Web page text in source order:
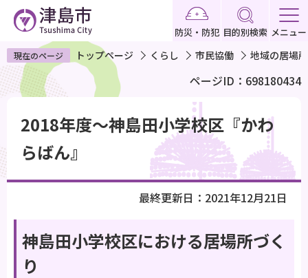
ペ
ー
ジ
で
す
防災・防犯 目的別検索 メニュー
現在のページ トップページ くらし 市民協働 地域の居場
ページID：698180434
か
2018年度～神島田小学校区『かわ
らばん』
最終更新日：2021年12月21日
神島田小学校区における居場所づく
り